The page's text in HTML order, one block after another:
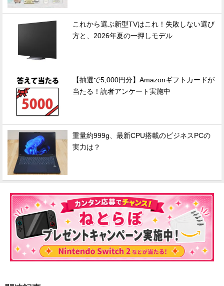
これから選ぶ新型TVはこれ！失敗しない選び
方と、2026年夏の一押しモデル
【抽選で5,000円分】Amazonギフトカードが
当たる！読者アンケート実施中
重量約999g、最新CPU搭載のビジネスPCの
実力は？